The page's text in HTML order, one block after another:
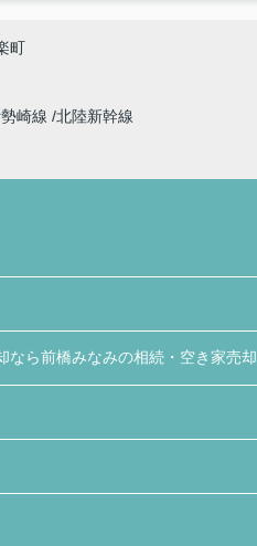
町
崎線 北陸新幹線
なら前橋みなみの相続・空き家売却